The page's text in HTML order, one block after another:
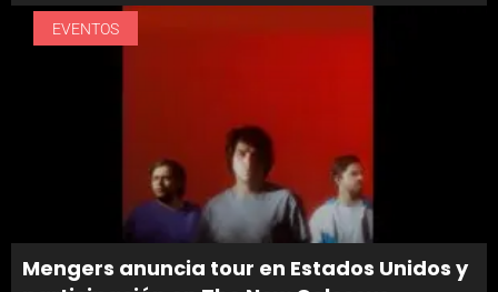
EVENTOS
Mengers anuncia tour en Estados Unidos y